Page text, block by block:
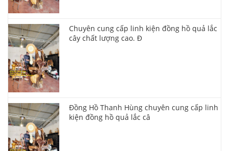
Chuyên cung cấp linh kiện đồng hồ quả lắc
cây chất lượng cao. Đ
Đồng Hồ Thanh Hùng chuyên cung cấp linh
kiện đồng hồ quả lắc câ